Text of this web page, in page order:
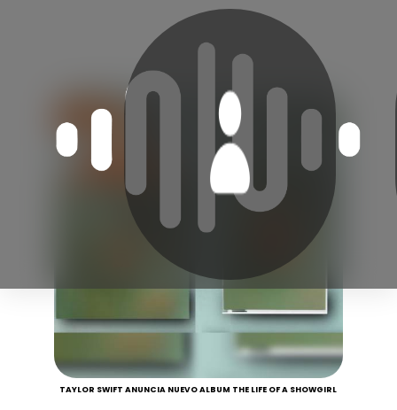
TAYLOR SWIFT ANUNCIA NUEVO ALBUM THE LIFE OF A SHOWGIRL